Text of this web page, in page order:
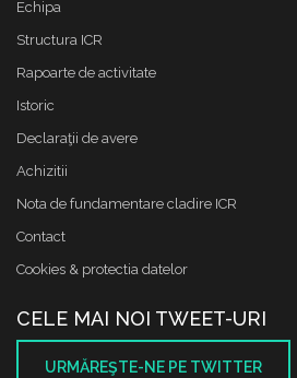
Echipa
Structura ICR
Rapoarte de activitate
Istoric
Declaraţii de avere
Achizitii
Nota de fundamentare cladire ICR
Contact
Cookies & protectia datelor
CELE MAI NOI TWEET-URI
URMĂREŞTE-NE PE TWITTER